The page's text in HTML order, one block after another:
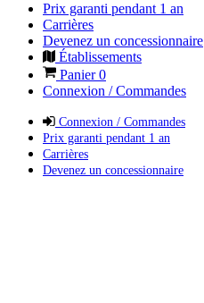
Prix garanti pendant 1 an
Carrières
Devenez un concessionnaire
Établissements
Panier0
Connexion / Commandes
Connexion / Commandes
Prix garanti pendant 1 an
Carrières
Devenez un concessionnaire